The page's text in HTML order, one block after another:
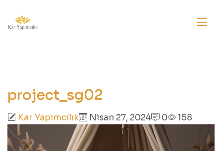
project_sg02
Kar Yapımcılık Nisan 27, 2024 0 158